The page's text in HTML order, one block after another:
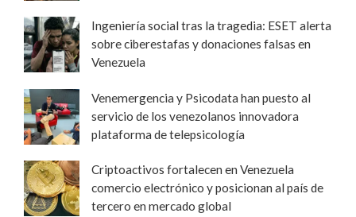
Ingeniería social tras la tragedia: ESET alerta
sobre ciberestafas y donaciones falsas en
Venezuela
Venemergencia y Psicodata han puesto al
servicio de los venezolanos innovadora
plataforma de telepsicología
Criptoactivos fortalecen en Venezuela
comercio electrónico y posicionan al país de
tercero en mercado global